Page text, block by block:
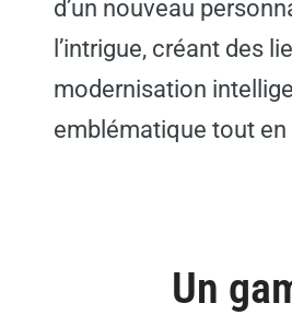
d’un nouveau
l’intrigue, créant des
modernisation
emblématique tout
Un